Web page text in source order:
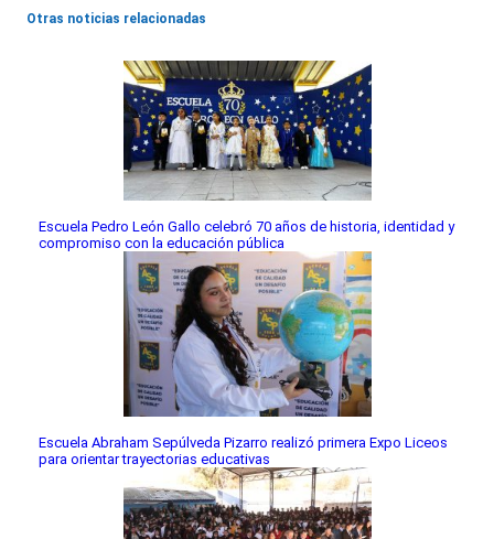
Otras noticias relacionadas
Escuela Pedro León Gallo celebró 70 años de historia, identidad y
compromiso con la educación pública
Escuela Abraham Sepúlveda Pizarro realizó primera Expo Liceos
para orientar trayectorias educativas